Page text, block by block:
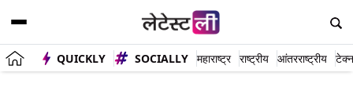
QUICKLY SOCIALLY महाराष्ट्र राष्ट्रीय आंतरराष्ट्रीय